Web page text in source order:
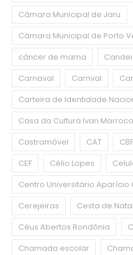
Câmara Municipal de Jaru
Câmara Municipal de Porto
câncer de mama
Carnaval
Carnval
Carteira de Identidade
Casa da Cultura Ivan
Castramóvel
CAT CBF
CEF
Célio Lopes
Centro Universitário Aparício
Cerejeiras
Cesta de Natal
Céus Abertos Rondônia
Chamada escolar